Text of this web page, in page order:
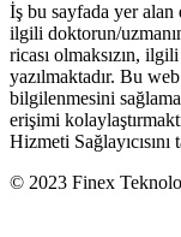
İş bu sayfada yer
ilgili doktorun/
ricası olmaksızın,
yazılmaktadır. Bu
bilgilenmesini
erişimi
Hizmeti
© 2023 Finex